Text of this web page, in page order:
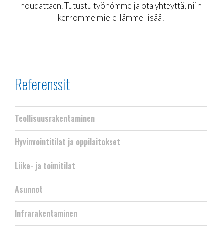
noudattaen. Tutustu työhömme ja ota yhteyttä, niin
kerromme mielellämme lisää!
Referenssit
Teollisuusrakentaminen
Hyvinvointitilat ja oppilaitokset
Liike- ja toimitilat
Asunnot
Infrarakentaminen